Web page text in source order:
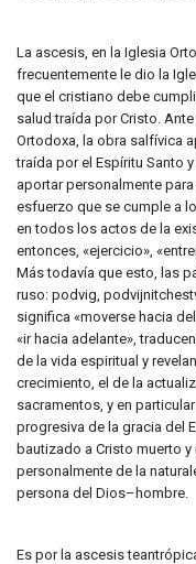
La ascesis, en la Iglesia
frecuentemente le dio la
que el cristiano debe
salud traída por Cristo.
Ortodoxa, la obra salfívica
traída por el Espíritu Santo
aportar personalmente
esfuerzo que se cumple a
en todos los actos de la
entonces, «ejercicio»,
Más todavía que esto, las
ruso: podvig,
significa «moverse hacia
«ir hacia adelante»,
de la vida espiritual y
crecimiento, el de la
sacramentos, y en
progresiva de la gracia del
bautizado a Cristo muerto
personalmente de la
persona del Dios–hombre.
Es por la ascesis